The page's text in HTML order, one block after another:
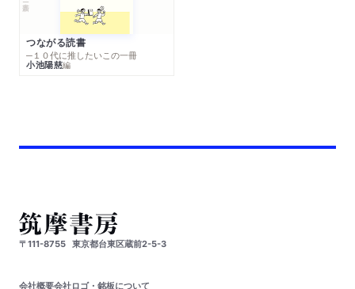
つながる読書
─１０代に推したいこの一冊
小池陽慈編
〒111-8755 東京都台東区蔵前2-5-3
会社概要会社ロゴ・銘板について